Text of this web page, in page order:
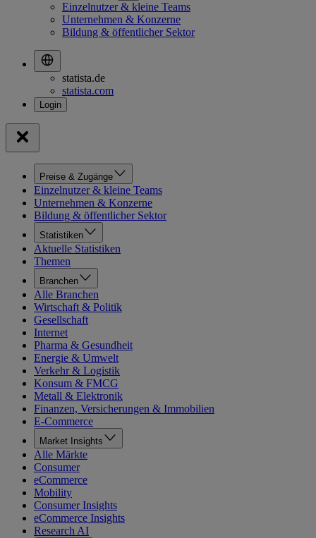
Einzelnutzer & kleine Teams
Unternehmen & Konzerne
Bildung & öffentlicher Sektor
statista.de
statista.com
Preise & Zugänge
Einzelnutzer & kleine Teams
Unternehmen & Konzerne
Bildung & öffentlicher Sektor
Statistiken
Aktuelle Statistiken
Themen
Branchen
Alle Branchen
Wirtschaft & Politik
Gesellschaft
Internet
Pharma & Gesundheit
Energie & Umwelt
Verkehr & Logistik
Konsum & FMCG
Metall & Elektronik
Finanzen, Versicherungen & Immobilien
E-Commerce
Market Insights
Alle Märkte
Consumer
eCommerce
Mobility
Consumer Insights
eCommerce Insights
Research AI